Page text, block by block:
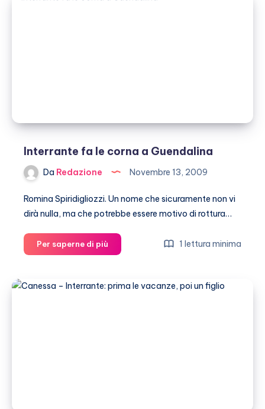
Interrante fa le corna a Guendalina
Da Redazione Novembre 13, 2009
Romina Spiridigliozzi. Un nome che sicuramente non vi
dirà nulla, ma che potrebbe essere motivo di rottura…
Per saperne di più
fa
corna
1 lettura minima